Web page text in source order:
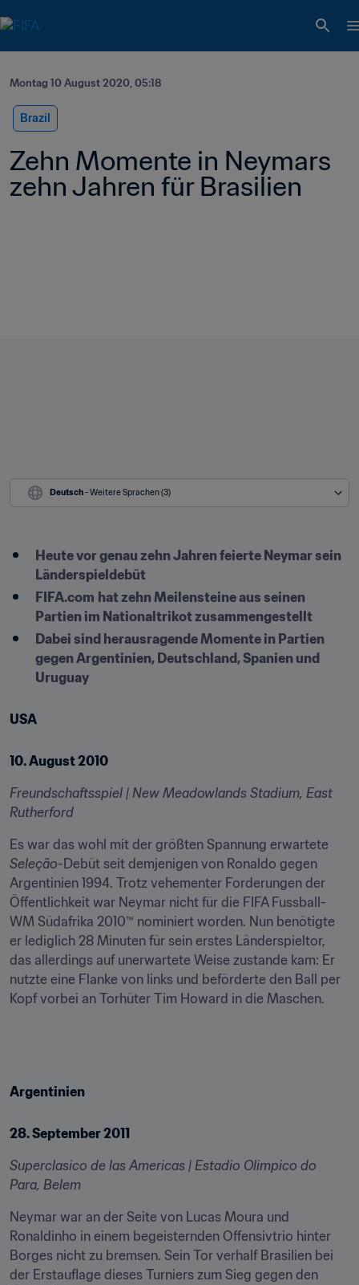
Montag 10 August 2020, 05:18
Brazil
Zehn Momente in Neymars
zehn Jahren für Brasilien
Deutsch - Weitere Sprachen (3)
Heute vor genau zehn Jahren feierte Neymar sein
Länderspieldebüt
FIFA.com hat zehn Meilensteine aus seinen
Partien im Nationaltrikot zusammengestellt
Dabei sind herausragende Momente in Partien
gegen Argentinien, Deutschland, Spanien und
Uruguay
USA
10. August 2010
Freundschaftsspiel | New Meadowlands Stadium, East
Rutherford
Seleção-Debüt seit demjenigen von Ronaldo gegen
Argentinien 1994. Trotz vehementer Forderungen der
Öffentlichkeit war Neymar nicht für die FIFA Fussball-
WM Südafrika 2010™ nominiert worden. Nun benötigte
er lediglich 28 Minuten für sein erstes Länderspieltor,
das allerdings auf unerwartete Weise zustande kam: Er
nutzte eine Flanke von links und beförderte den Ball per
Kopf vorbei an Torhüter Tim Howard in die Maschen.
Argentinien
28. September 2011
Superclasico de las Americas | Estadio Olimpico do
Para, Belem
Neymar war an der Seite von Lucas Moura und
Ronaldinho in einem begeisternden Offensivtrio hinter
Borges nicht zu bremsen. Sein Tor verhalf Brasilien bei
der Erstauflage dieses Turniers zum Sieg gegen den